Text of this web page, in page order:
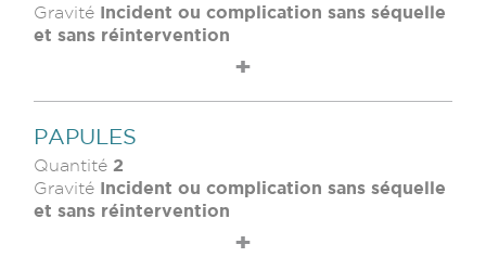
Gravité Incident ou complication sans séquelle
et sans réintervention
PAPULES
Quantité 2
Gravité Incident ou complication sans séquelle
et sans réintervention